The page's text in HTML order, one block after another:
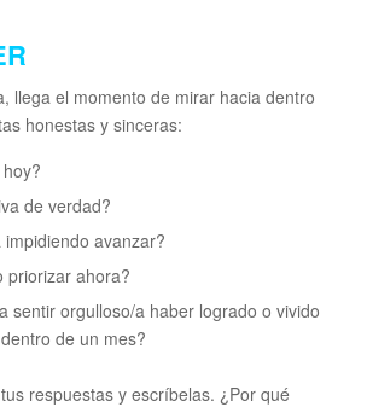
llega el momento de mirar hacia dentro
honestas y sinceras:
de verdad?
avanzar?
priorizar ahora?
sentir orgulloso/a haber logrado o vivido
de un mes?
respuestas y escríbelas. ¿Por qué